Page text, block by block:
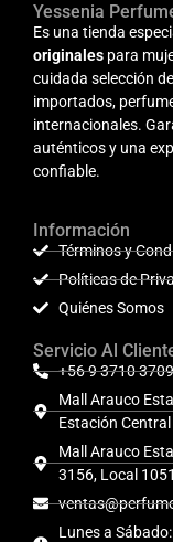
Yessenia
Es una tienda
originales para
cuidada selección
importados,
internacionales.
auténticos y una
confiable.
Información
Términos y
Políticas de
Quiénes Somos
Servicio Al
+56 9 3710 3709
Mall Arauco
Estación Central
Mall Arauco
3156, Local
Lunes a